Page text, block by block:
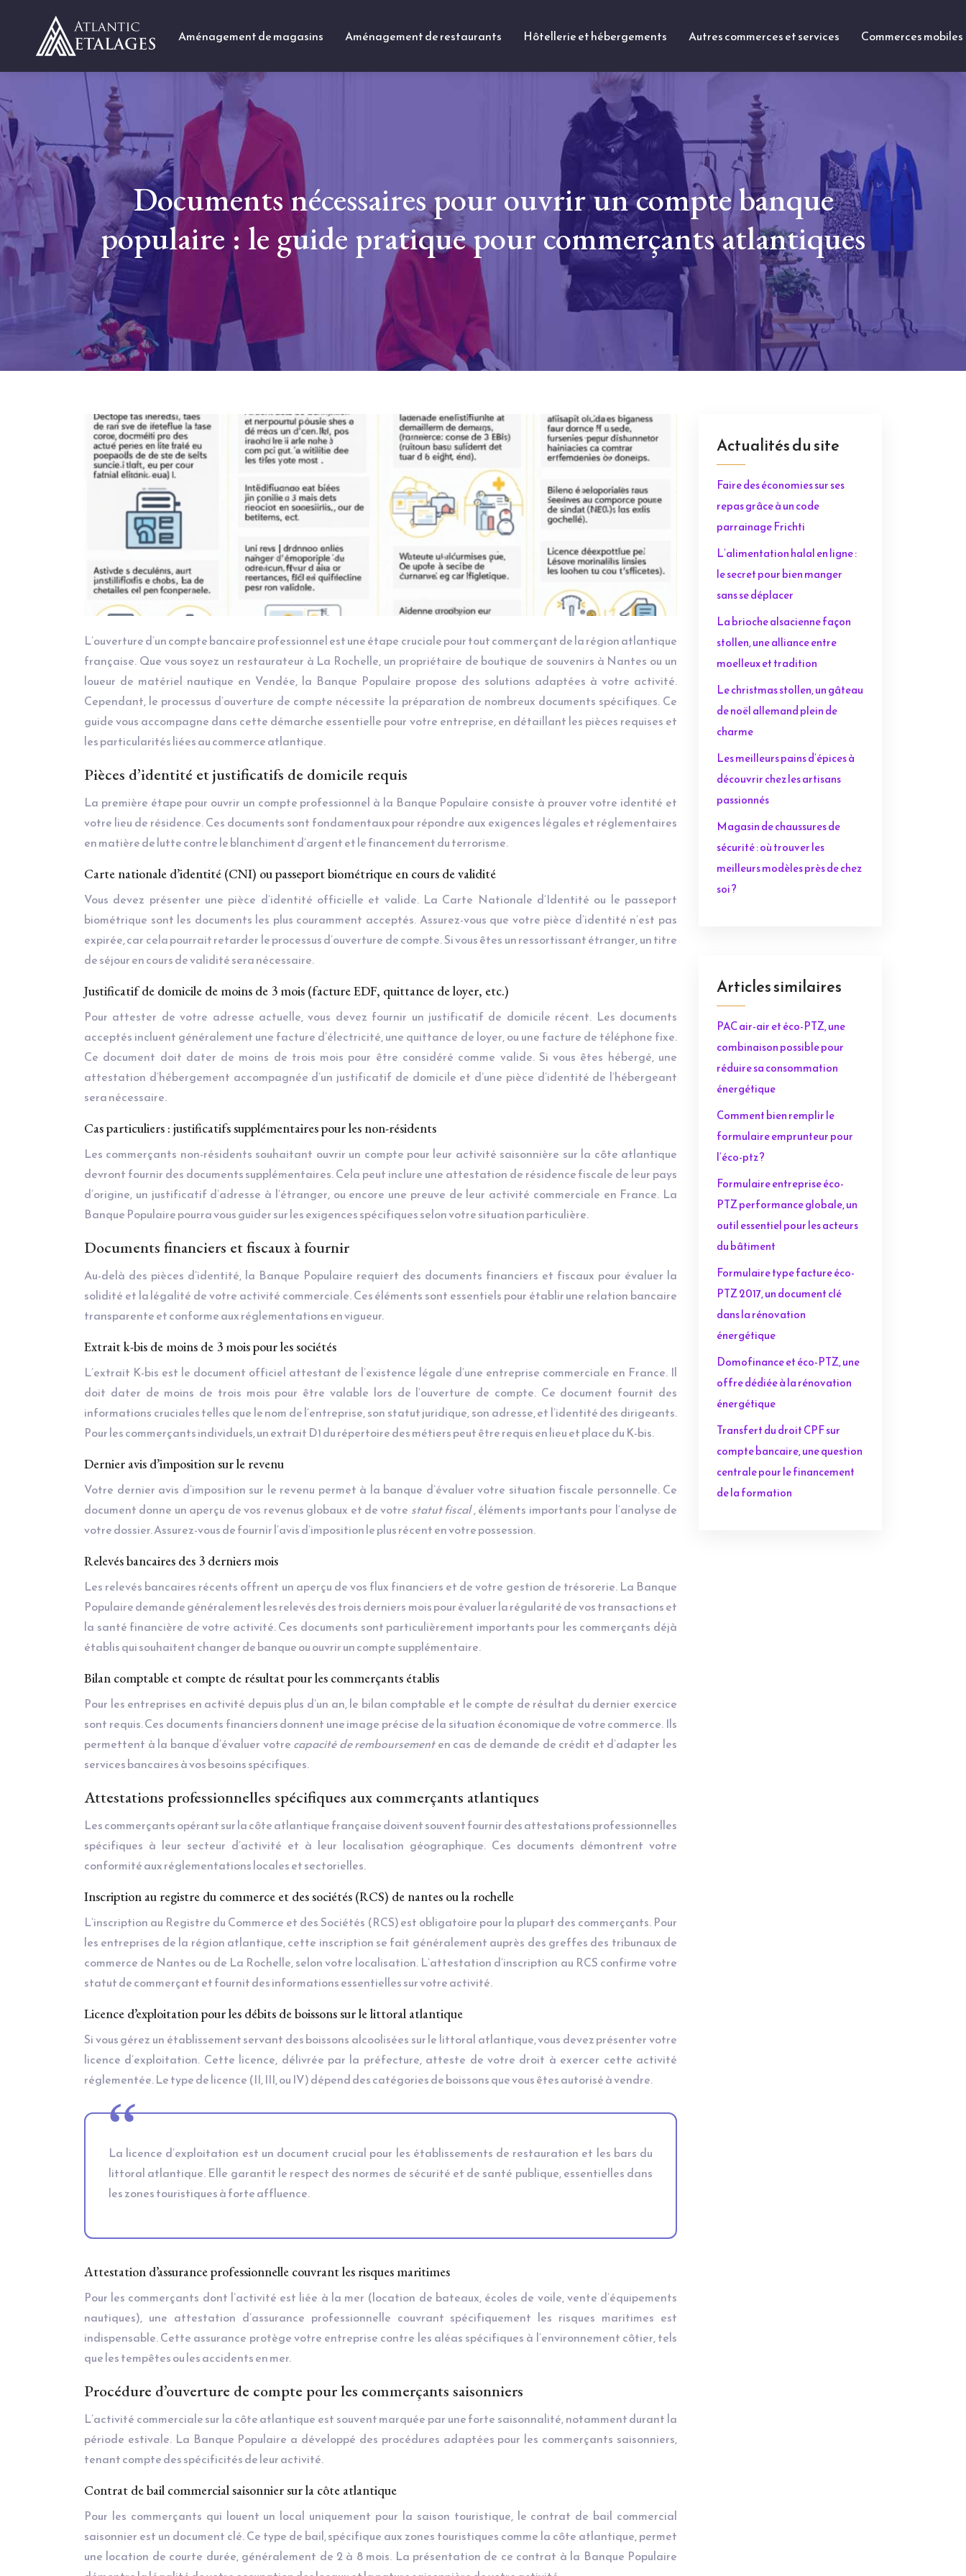
Aménagement de magasins Aménagement de restaurants Hôtellerie et hébergements Autres commerces et services Commerces mobiles
Documents nécessaires pour ouvrir un compte banque
populaire : le guide pratique pour commerçants atlantiques
L’ouverture d’un compte bancaire professionnel est une étape cruciale pour tout commerçant de la région atlantique
française. Que vous soyez un restaurateur à La Rochelle, un propriétaire de boutique de souvenirs à Nantes ou un
loueur de matériel nautique en Vendée, la Banque Populaire propose des solutions adaptées à votre activité.
Cependant, le processus d’ouverture de compte nécessite la préparation de nombreux documents spécifiques. Ce
guide vous accompagne dans cette démarche essentielle pour votre entreprise, en détaillant les pièces requises et
les particularités liées au commerce atlantique.
Pièces d’identité et justificatifs de domicile requis
La première étape pour ouvrir un compte professionnel à la Banque Populaire consiste à prouver votre identité et
votre lieu de résidence. Ces documents sont fondamentaux pour répondre aux exigences légales et réglementaires
en matière de lutte contre le blanchiment d’argent et le financement du terrorisme.
Carte nationale d’identité (CNI) ou passeport biométrique en cours de validité
Vous devez présenter une pièce d’identité officielle et valide. La Carte Nationale d’Identité ou le passeport
biométrique sont les documents les plus couramment acceptés. Assurez-vous que votre pièce d’identité n’est pas
expirée, car cela pourrait retarder le processus d’ouverture de compte. Si vous êtes un ressortissant étranger, un titre
de séjour en cours de validité sera nécessaire.
Justificatif de domicile de moins de 3 mois (facture EDF, quittance de loyer, etc.)
Pour attester de votre adresse actuelle, vous devez fournir un justificatif de domicile récent. Les documents
acceptés incluent généralement une facture d’électricité, une quittance de loyer, ou une facture de téléphone fixe.
Ce document doit dater de moins de trois mois pour être considéré comme valide. Si vous êtes hébergé, une
attestation d’hébergement accompagnée d’un justificatif de domicile et d’une pièce d’identité de l’hébergeant
sera nécessaire.
Cas particuliers : justificatifs supplémentaires pour les non-résidents
Les commerçants non-résidents souhaitant ouvrir un compte pour leur activité saisonnière sur la côte atlantique
devront fournir des documents supplémentaires. Cela peut inclure une attestation de résidence fiscale de leur pays
d’origine, un justificatif d’adresse à l’étranger, ou encore une preuve de leur activité commerciale en France. La
Banque Populaire pourra vous guider sur les exigences spécifiques selon votre situation particulière.
Documents financiers et fiscaux à fournir
Au-delà des pièces d’identité, la Banque Populaire requiert des documents financiers et fiscaux pour évaluer la
solidité et la légalité de votre activité commerciale. Ces éléments sont essentiels pour établir une relation bancaire
transparente et conforme aux réglementations en vigueur.
Extrait k-bis de moins de 3 mois pour les sociétés
L’extrait K-bis est le document officiel attestant de l’existence légale d’une entreprise commerciale en France. Il
doit dater de moins de trois mois pour être valable lors de l’ouverture de compte. Ce document fournit des
informations cruciales telles que le nom de l’entreprise, son statut juridique, son adresse, et l’identité des dirigeants.
Pour les commerçants individuels, un extrait D1 du répertoire des métiers peut être requis en lieu et place du K-bis.
Dernier avis d’imposition sur le revenu
Votre dernier avis d’imposition sur le revenu permet à la banque d’évaluer votre situation fiscale personnelle. Ce
document donne un aperçu de vos revenus globaux et de votre statut fiscal, éléments importants pour l’analyse de
votre dossier. Assurez-vous de fournir l’avis d’imposition le plus récent en votre possession.
Relevés bancaires des 3 derniers mois
Les relevés bancaires récents offrent un aperçu de vos flux financiers et de votre gestion de trésorerie. La Banque
Populaire demande généralement les relevés des trois derniers mois pour évaluer la régularité de vos transactions et
la santé financière de votre activité. Ces documents sont particulièrement importants pour les commerçants déjà
établis qui souhaitent changer de banque ou ouvrir un compte supplémentaire.
Bilan comptable et compte de résultat pour les commerçants établis
Pour les entreprises en activité depuis plus d’un an, le bilan comptable et le compte de résultat du dernier exercice
sont requis. Ces documents financiers donnent une image précise de la situation économique de votre commerce. Ils
permettent à la banque d’évaluer votre capacité de remboursementen cas de demande de crédit et d’adapter les
services bancaires à vos besoins spécifiques.
Attestations professionnelles spécifiques aux commerçants atlantiques
Les commerçants opérant sur la côte atlantique française doivent souvent fournir des attestations professionnelles
spécifiques à leur secteur d’activité et à leur localisation géographique. Ces documents démontrent votre
conformité aux réglementations locales et sectorielles.
Inscription au registre du commerce et des sociétés (RCS) de nantes ou la rochelle
L’inscription au Registre du Commerce et des Sociétés (RCS) est obligatoire pour la plupart des commerçants. Pour
les entreprises de la région atlantique, cette inscription se fait généralement auprès des greffes des tribunaux de
commerce de Nantes ou de La Rochelle, selon votre localisation. L’attestation d’inscription au RCS confirme votre
statut de commerçant et fournit des informations essentielles sur votre activité.
Licence d’exploitation pour les débits de boissons sur le littoral atlantique
Si vous gérez un établissement servant des boissons alcoolisées sur le littoral atlantique, vous devez présenter votre
licence d’exploitation. Cette licence, délivrée par la préfecture, atteste de votre droit à exercer cette activité
réglementée. Le type de licence (II, III, ou IV) dépend des catégories de boissons que vous êtes autorisé à vendre.
La licence d’exploitation est un document crucial pour les établissements de restauration et les bars du
littoral atlantique. Elle garantit le respect des normes de sécurité et de santé publique, essentielles dans
les zones touristiques à forte affluence.
Attestation d’assurance professionnelle couvrant les risques maritimes
Pour les commerçants dont l’activité est liée à la mer (location de bateaux, écoles de voile, vente d’équipements
nautiques), une attestation d’assurance professionnelle couvrant spécifiquement les risques maritimes est
indispensable. Cette assurance protège votre entreprise contre les aléas spécifiques à l’environnement côtier, tels
que les tempêtes ou les accidents en mer.
Procédure d’ouverture de compte pour les commerçants saisonniers
L’activité commerciale sur la côte atlantique est souvent marquée par une forte saisonnalité, notamment durant la
période estivale. La Banque Populaire a développé des procédures adaptées pour les commerçants saisonniers,
tenant compte des spécificités de leur activité.
Contrat de bail commercial saisonnier sur la côte atlantique
Pour les commerçants qui louent un local uniquement pour la saison touristique, le contrat de bail commercial
saisonnier est un document clé. Ce type de bail, spécifique aux zones touristiques comme la côte atlantique, permet
une location de courte durée, généralement de 2 à 8 mois. La présentation de ce contrat à la Banque Populaire
Actualités du site
Faire des économies sur ses
repas grâce à un code
parrainage Frichti
L’alimentation halal en ligne :
le secret pour bien manger
sans se déplacer
La brioche alsacienne façon
stollen, une alliance entre
moelleux et tradition
Le christmas stollen, un gâteau
de noël allemand plein de
charme
Les meilleurs pains d’épices à
découvrir chez les artisans
passionnés
Magasin de chaussures de
sécurité : où trouver les
meilleurs modèles près de chez
soi ?
Articles similaires
PAC air-air et éco-PTZ, une
combinaison possible pour
réduire sa consommation
énergétique
Comment bien remplir le
formulaire emprunteur pour
l’éco-ptz ?
Formulaire entreprise éco-
PTZ performance globale, un
outil essentiel pour les acteurs
du bâtiment
Formulaire type facture éco-
PTZ 2017, un document clé
dans la rénovation
énergétique
Domofinance et éco-PTZ, une
offre dédiée à la rénovation
énergétique
Transfert du droit CPF sur
compte bancaire, une question
centrale pour le financement
de la formation